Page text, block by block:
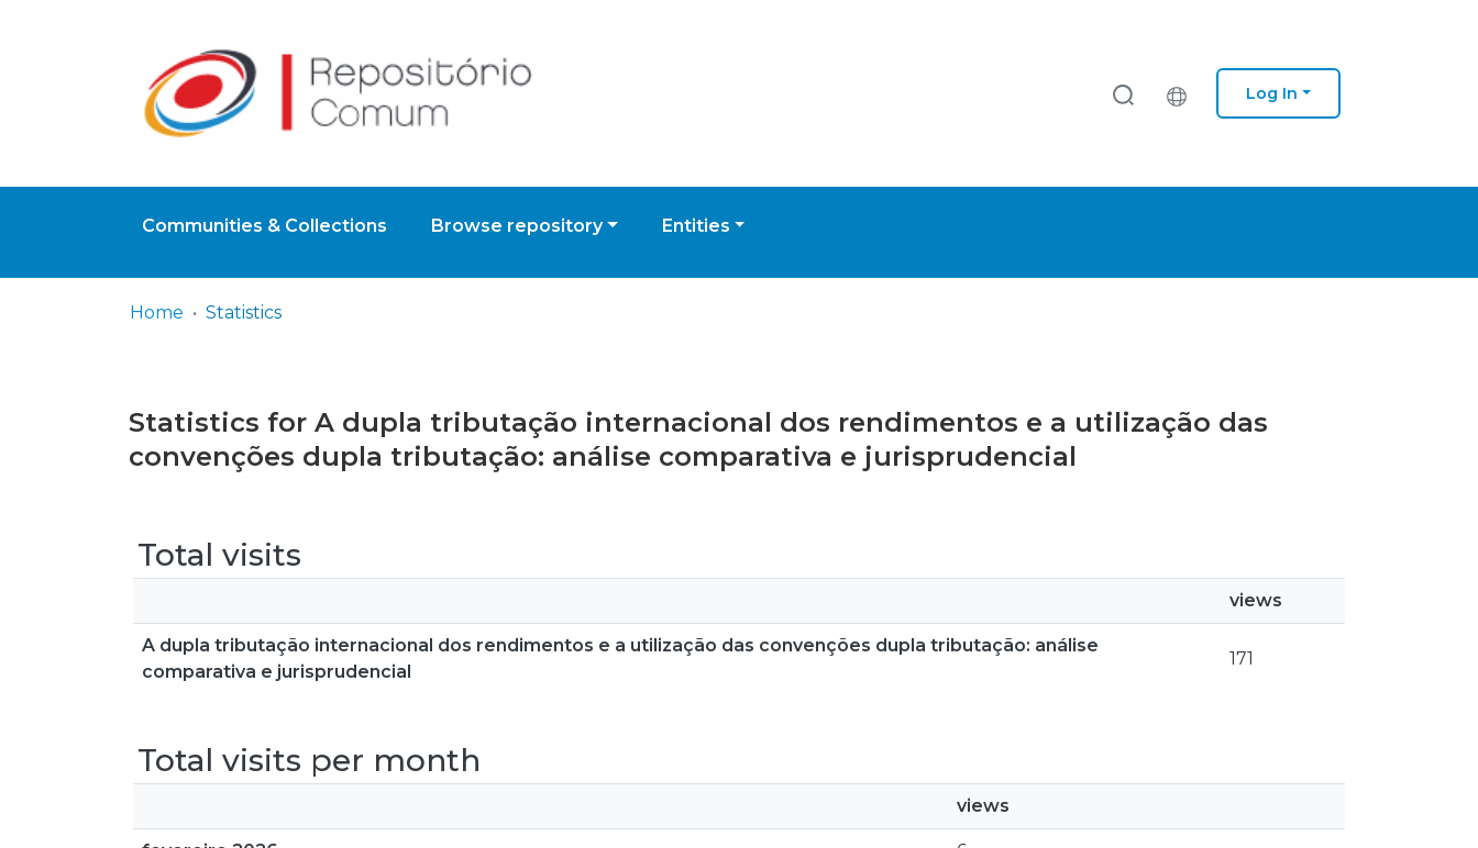
Log In
Communities & Collections Browse repository Entities
Home Statistics
Statistics for A dupla tributação internacional dos rendimentos e a utilização das
convenções dupla tributação: análise comparativa e jurisprudencial
Total visits
views
A dupla tributação internacional dos rendimentos e a utilização das convenções dupla tributação: análise
comparativa e jurisprudencial
171
Total visits per month
views